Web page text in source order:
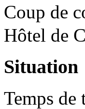
Coup de
Hôtel de
Situation
Temps